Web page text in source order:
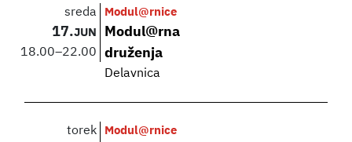
sreda
17.JUN
18.00–22.00
Modul@rnice
Modul@rna
druženja
Delavnica
torek Modul@rnice